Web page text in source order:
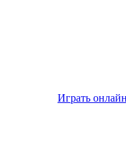
Играть онлайн